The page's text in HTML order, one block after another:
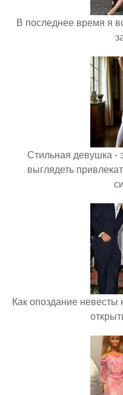
В последнее время я
Стильная девушка -
выглядеть
Как опоздание невесты